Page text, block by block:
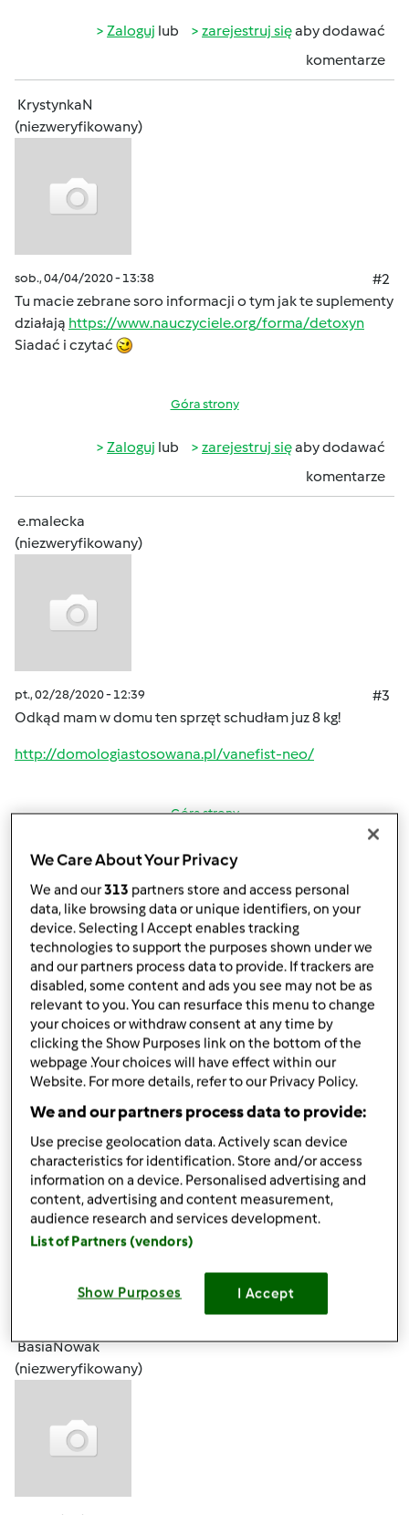
Zaloguj lub zarejestruj sięaby dodawać
komentarze
KrystynkaN
(niezweryfikowany)
sob., 04/04/2020 - 13:38
#2
Tu macie zebrane soro informacji o tym jak te suplementy
działają https://www.nauczyciele.org/forma/detoxyn
Siadać i czytać
Góra strony
Zaloguj lub zarejestruj sięaby dodawać
komentarze
e.malecka
(niezweryfikowany)
pt., 02/28/2020 - 12:39
#3
Odkąd mam w domu ten sprzęt schudłam juz 8 kg!
http://domologiastosowana.pl/vanefist-neo/
Góra strony
Zalogujlub zarejestruj się
komentarze
Anonim
(niezweryfikowany)
śr., 11/20/2019 - 01:04
troche porad w sprawie odchudzania znajdziesz tu :
https://euphorer.com/pl/vanefist-neoSą różne sposoby,
warto wiedziec
zarejestruj sięaby dodawać
BasiaNowak
(niezweryfikowany)
We Care About Your Privacy
We and our313 partners store and access personal
data, like browsing data or unique identifiers, on your
device. Selecting I Accept enables tracking
technologies to support the purposes shown under we
and our partners process data to provide. If trackers are
disabled, some content and ads you see may not be as
relevant to you. You can resurface this menu to change
your choices or withdraw consent at any time by
clicking the Show Purposes link on the bottom of the
webpage .Your choices will have effect within our
Website. For more details, refer to our Privacy Policy.
We and our partners process data to provide:
Use precise geolocation data. Actively scan device
characteristics for identification. Store and/or access
information on a device. Personalised advertising and
content, advertising and content measurement,
audience research and services development.
List of Partners (vendors)
Show Purposes I Accept